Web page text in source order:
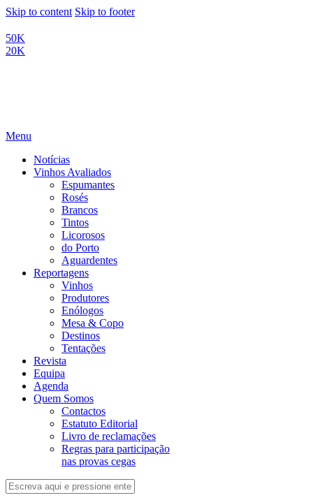
Skip to content Skip to footer
50K
20K
Menu
Notícias
Vinhos Avaliados
Espumantes
Rosés
Brancos
Tintos
Licorosos
do Porto
Aguardentes
Reportagens
Vinhos
Produtores
Enólogos
Mesa & Copo
Destinos
Tentações
Revista
Equipa
Agenda
Quem Somos
Contactos
Estatuto Editorial
Livro de reclamações
Regras para participação
nas provas cegas